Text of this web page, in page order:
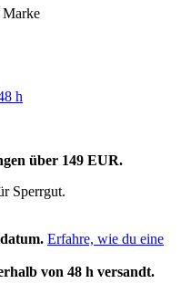
Marke
h
über 149 EUR.
Sperrgut.
Erfahre, wie du eine
von 48 h versandt.